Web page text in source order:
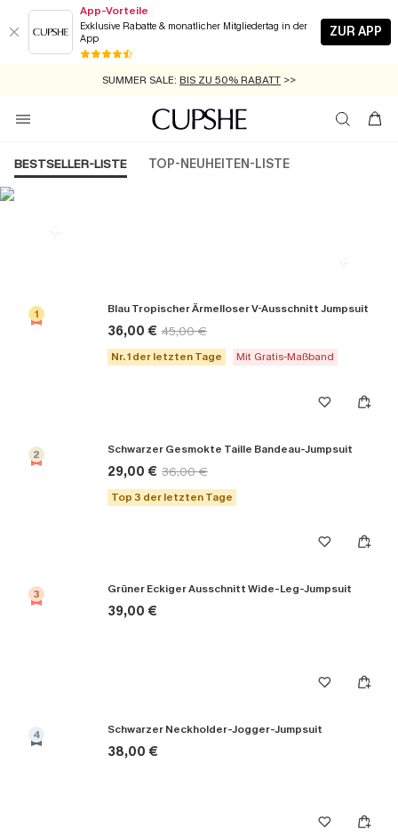
App-Vorteile
Exklusive Rabatte & monatlicher Mitgliedertag in der
App
ZUR APP
GRATIS MASSBAND MIT JEDEM SCHNELLVERSAND-ARTIKEL >>
SUMMER SALE:
ZUM NEWSLETTER:BIS ZU -20% EXTRA ERHALTEN
KOSTENLOSER VERSAND AB 89 €
BESTSELLER-LISTE TOP-NEUHEITEN-LISTE
1 Blau Tropischer Ärmelloser V-Ausschnitt Jumpsuit
36,00 € 45,00 €
Nr. 1 der letzten Tage Mit Gratis-Maßband
2 Schwarzer Gesmokte Taille Bandeau-Jumpsuit
29,00 € 36,00 €
Top 3 der letzten Tage
3 Grüner Eckiger Ausschnitt Wide-Leg-Jumpsuit
39,00 €
4 Schwarzer Neckholder-Jogger-Jumpsuit
38,00 €